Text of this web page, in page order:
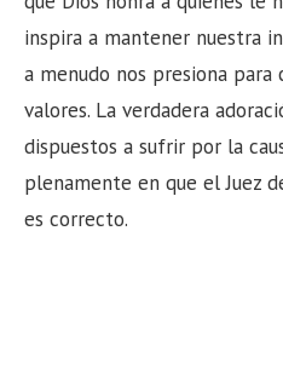
inspira a mantener nuestra
a menudo nos presiona
valores. La verdadera
dispuestos a sufrir por la
plenamente en que el Juez
es correcto.